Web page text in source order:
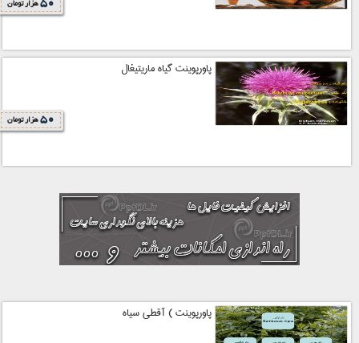
50 هزار تومان
پاورپوینت گیاه ماریتیغال
50 هزار تومان
پاورپوینت ) آقطی سیاه